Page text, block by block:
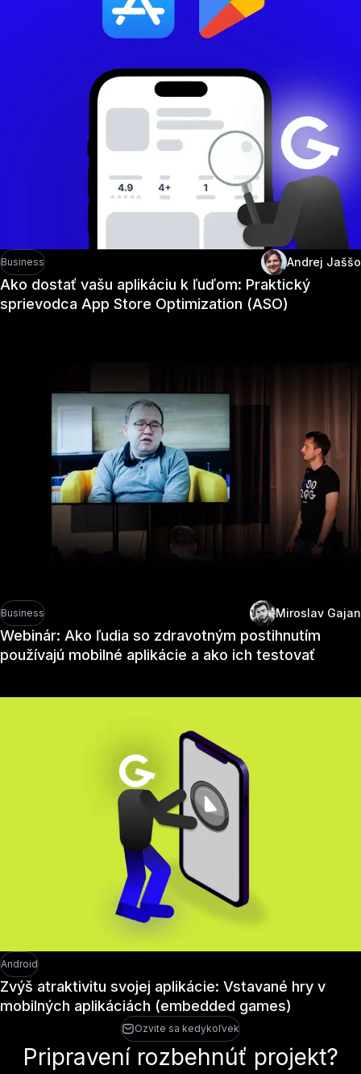
Odporúčané články
Business Andrej Jaššo
Ako dostať vašu aplikáciu k ľuďom: Praktický
sprievodca App Store Optimization (ASO)
Business Miroslav Gajan
Webinár: Ako ľudia so zdravotným postihnutím
používajú mobilné aplikácie a ako ich testovať
Android
Zvýš atraktivitu svojej aplikácie: Vstavané hry v
mobilných aplikáciách (embedded games)
Ozvite sa kedykoľvek
Pripravení rozbehnúť projekt?